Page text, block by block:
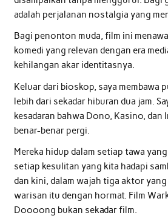
adalah perjalanan nostalgia yang
Bagi penonton muda, film ini
komedi yang relevan dengan era
kehilangan akar identitasnya.
Keluar dari bioskop, saya membawa
lebih dari sekadar hiburan dua jam.
kesadaran bahwa Dono, Kasino, dan
benar-benar pergi.
Mereka hidup dalam setiap tawa
setiap kesulitan yang kita hadapi
dan kini, dalam wajah tiga aktor
warisan itu dengan hormat. Film
Doooong bukan sekadar film.